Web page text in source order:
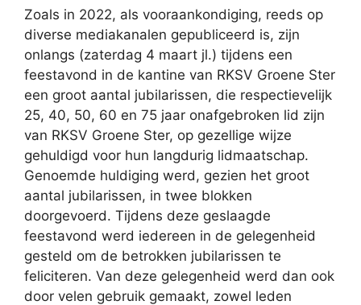
Zoals in 2022, als vooraankondiging, reeds op
diverse mediakanalen gepubliceerd is, zijn
onlangs (zaterdag 4 maart jl.) tijdens een
feestavond in de kantine van RKSV Groene Ster
een groot aantal jubilarissen, die respectievelijk
25, 40, 50, 60 en 75 jaar onafgebroken lid zijn
van RKSV Groene Ster, op gezellige wijze
gehuldigd voor hun langdurig lidmaatschap.
Genoemde huldiging werd, gezien het groot
aantal jubilarissen, in twee blokken
doorgevoerd. Tijdens deze geslaagde
feestavond werd iedereen in de gelegenheid
gesteld om de betrokken jubilarissen te
feliciteren. Van deze gelegenheid werd dan ook
door velen gebruik gemaakt, zowel leden